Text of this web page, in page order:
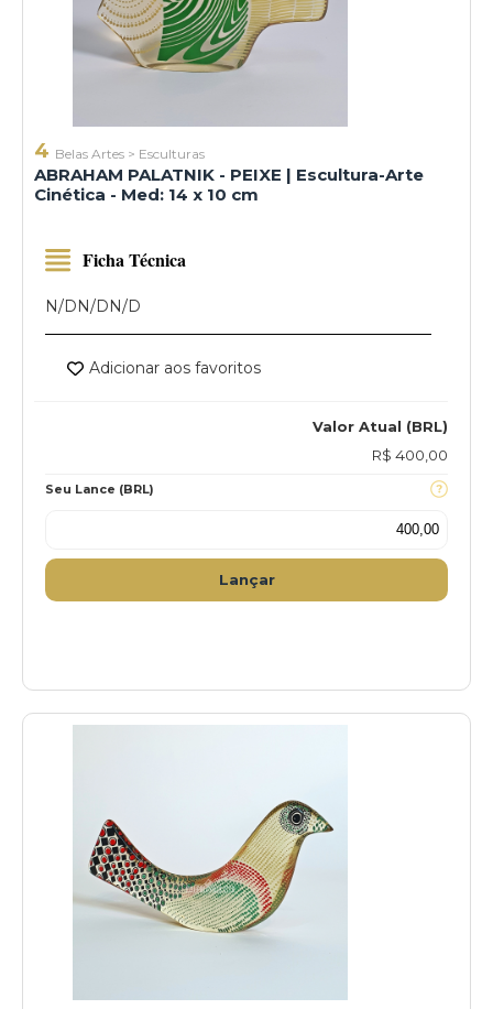
4 Belas Artes > Esculturas
ABRAHAM PALATNIK - PEIXE | Escultura-Arte
Cinética - Med: 14 x 10 cm
Valor Atual (BRL)
R$ 400,00
Seu Lance (BRL)
Lançar
Ficha Técnica
N/DN/DN/D
Adicionar aos favoritos